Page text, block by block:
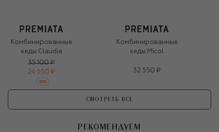
Комбинированные
кеды Claudia
35 100 ₽
24 550 ₽
-30%
Комбинированные
кеды Micol
32 550 ₽
СМОТРЕТЬ ВСЕ
РЕКОМЕНДУЕМ